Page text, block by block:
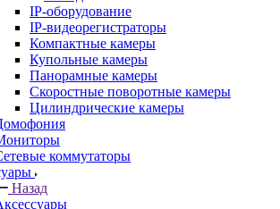
IP-оборудование
IP-видеорегистраторы
Компактные камеры
Купольные камеры
Панорамные камеры
Скоростные поворотные камеры
Цилиндрические камеры
коммутаторы
Назад